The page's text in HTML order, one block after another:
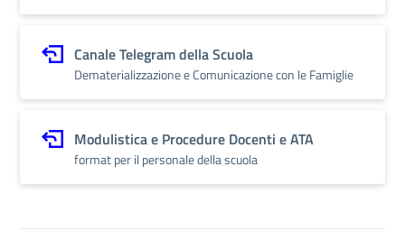
Canale Telegram della Scuola
Dematerializzazione e Comunicazione con le Famiglie
Modulistica e Procedure Docenti e ATA
format per il personale della scuola